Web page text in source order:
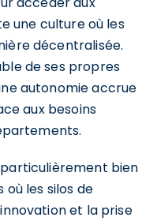
une culture où les
décentralisée.
de ses propres
autonomie accrue
aux besoins
bien
les silos de
et la prise